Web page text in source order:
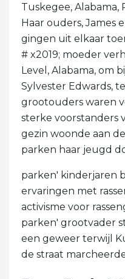
Tuskegee, Alabama,
Haar ouders, James
gingen uit elkaar
# x2019; moeder
Level, Alabama, om
Sylvester Edwards,
grootouders waren
sterke voorstanders
gezin woonde aan
parken haar jeugd
parken' kinderjaren
ervaringen met
activisme voor
parken' grootvader
een geweer terwijl
de straat